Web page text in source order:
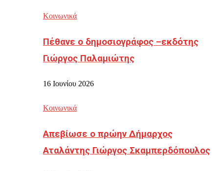
Κοινωνικά
Πέθανε ο δημοσιογράφος –εκδότης
Γιώργος Παλαμιώτης
16 Ιουνίου 2026
Κοινωνικά
Απεβίωσε ο πρώην Δήμαρχος
Αταλάντης Γιώργος Σκαμπερδόπουλος